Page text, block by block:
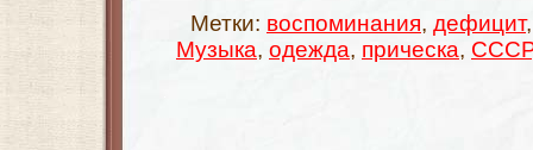
Метки: воспоминания, дефицит
Музыка, одежда, прическа, СССР